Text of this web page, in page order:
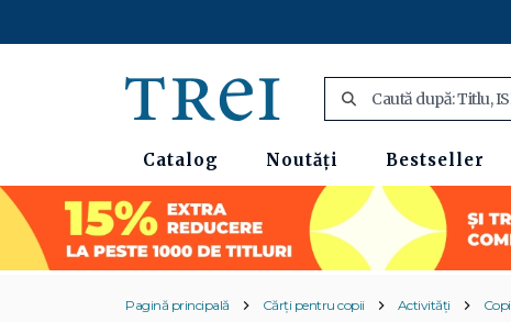
Catalog Noutăți Bestseller
Pagină principală Cărți pentru copii Activități